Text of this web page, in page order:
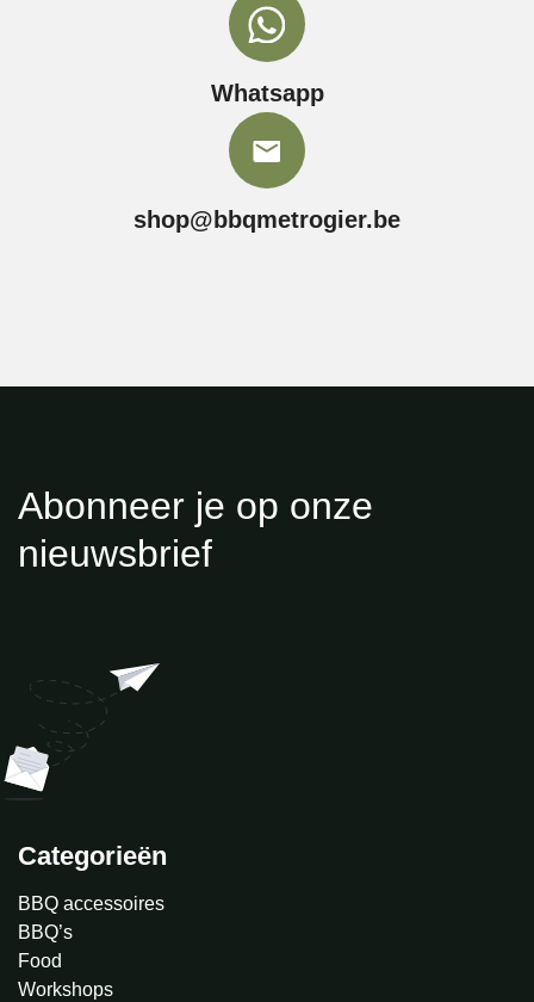
Whatsapp
shop@bbqmetrogier.be
Abonneer je op onze
nieuwsbrief
Categorieën
BBQ accessoires
BBQ’s
Food
Workshops